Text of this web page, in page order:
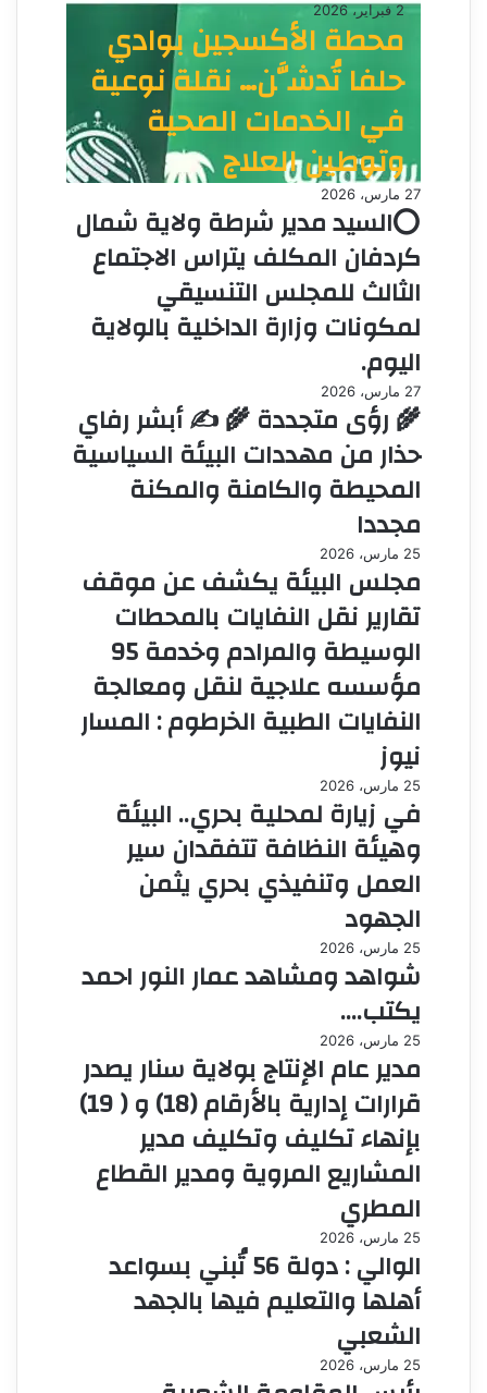
2 فبراير، 2026
محطة الأكسجين بوادي
حلفا تُدشَّن… نقلة نوعية
في الخدمات الصحية
وتوطين العلاج
27 مارس، 2026
⭕السيد مدير شرطة ولاية شمال
كردفان المكلف يتراس الاجتماع
الثالث للمجلس التنسيقي
لمكونات وزارة الداخلية بالولاية
اليوم.
27 مارس، 2026
🌾 رؤى متجددة 🌾 ✍️ أبشر رفاي
حذار من مهددات البيئة السياسية
المحيطة والكامنة والمكنة
مجددا
25 مارس، 2026
مجلس البيئة يكشف عن موقف
تقارير نقل النفايات بالمحطات
الوسيطة والمرادم وخدمة 95
مؤسسه علاجية لنقل ومعالجة
النفايات الطبية الخرطوم : المسار
نيوز
25 مارس، 2026
في زيارة لمحلية بحري.. البيئة
وهيئة النظافة تتفقدان سير
العمل وتنفيذي بحري يثمن
الجهود
25 مارس، 2026
شواهد ومشاهد عمار النور احمد
يكتب….
25 مارس، 2026
مدير عام الإنتاج بولاية سنار يصدر
قرارات إدارية بالأرقام (18) و ( 19)
بإنهاء تكليف وتكليف مدير
المشاريع المروية ومدير القطاع
المطري
25 مارس، 2026
الوالي : دولة 56 تُبني بسواعد
أهلها والتعليم فيها بالجهد
الشعبي
25 مارس، 2026